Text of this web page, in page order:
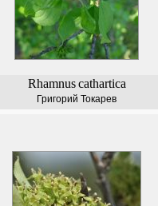
Rhamnus cathartica
Григорий Токарев